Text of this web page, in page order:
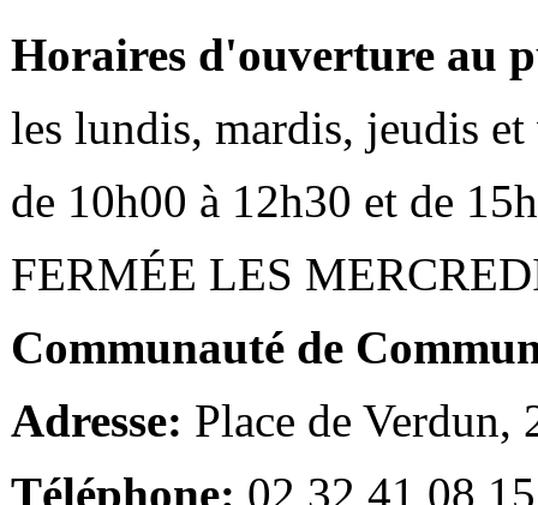
Horaires d'ouverture au
les lundis, mardis, jeudis et
de 10h00 à 12h30 et de
FERMÉE LES
Communauté de
Adresse: Place de Verdun,
Téléphone: 02 32 41 08 15